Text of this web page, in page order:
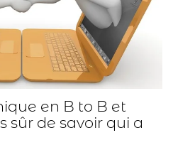
en B to B et
sûr de savoir qui a